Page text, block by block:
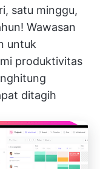
satu minggu,
Wawasan
untuk
produktivitas
ditagih